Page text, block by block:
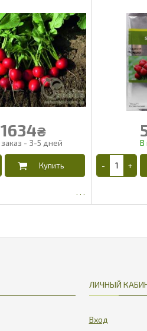
1634₴
ЛИЧНЫЙ
Вход